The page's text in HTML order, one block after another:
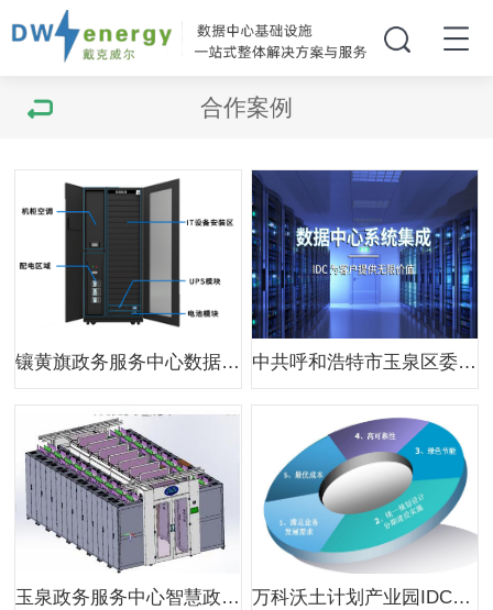
合作案例
镶黄旗政务服务中心数据中心项目 中共呼和浩特市玉泉区委员会智慧玉泉设备升级服务项目
玉泉政务服务中心智慧政务项目 万科沃土计划产业园IDC项目咨询顾问服务